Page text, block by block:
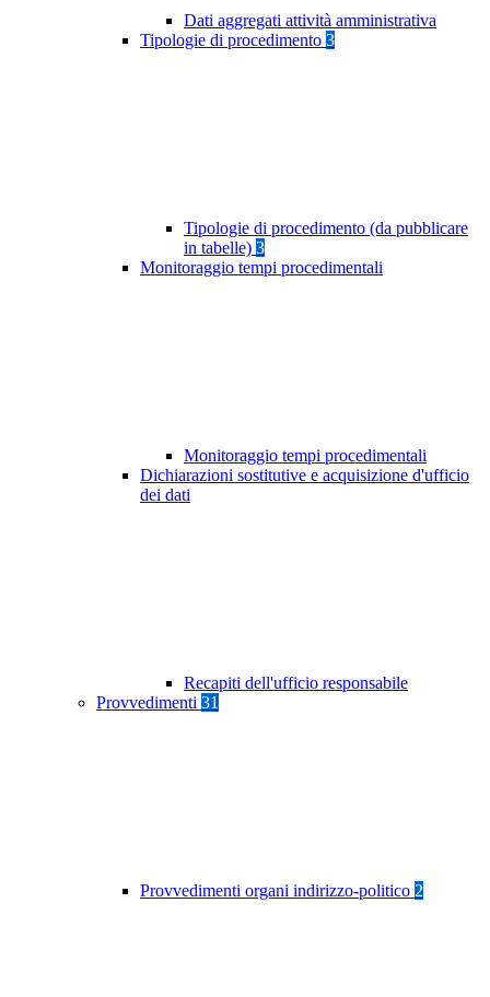
Dati aggregati attività amministrativa
Tipologie di procedimento 3
Tipologie di procedimento (da pubblicare
in tabelle) 3
Monitoraggio tempi procedimentali
Monitoraggio tempi procedimentali
Dichiarazioni sostitutive e acquisizione d'ufficio
dei dati
Recapiti dell'ufficio responsabile
Provvedimenti 31
Provvedimenti organi indirizzo-politico 2